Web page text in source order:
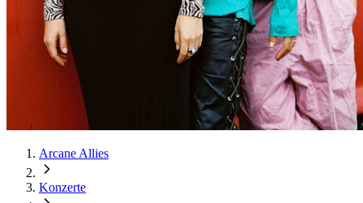
Arcane Allies
Konzerte